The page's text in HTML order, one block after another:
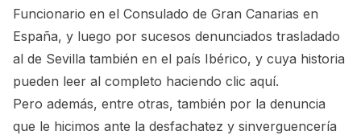
Funcionario en el Consulado de Gran Canarias en
España, y luego por sucesos denunciados trasladado
al de Sevilla también en el país Ibérico, y cuya historia
pueden leer al completo haciendo clic aquí.
Pero además, entre otras, también por la denuncia
que le hicimos ante la desfachatez y sinverguencería